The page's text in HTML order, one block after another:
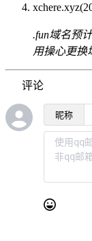
.fun域名预
用操心更换
评论
昵称